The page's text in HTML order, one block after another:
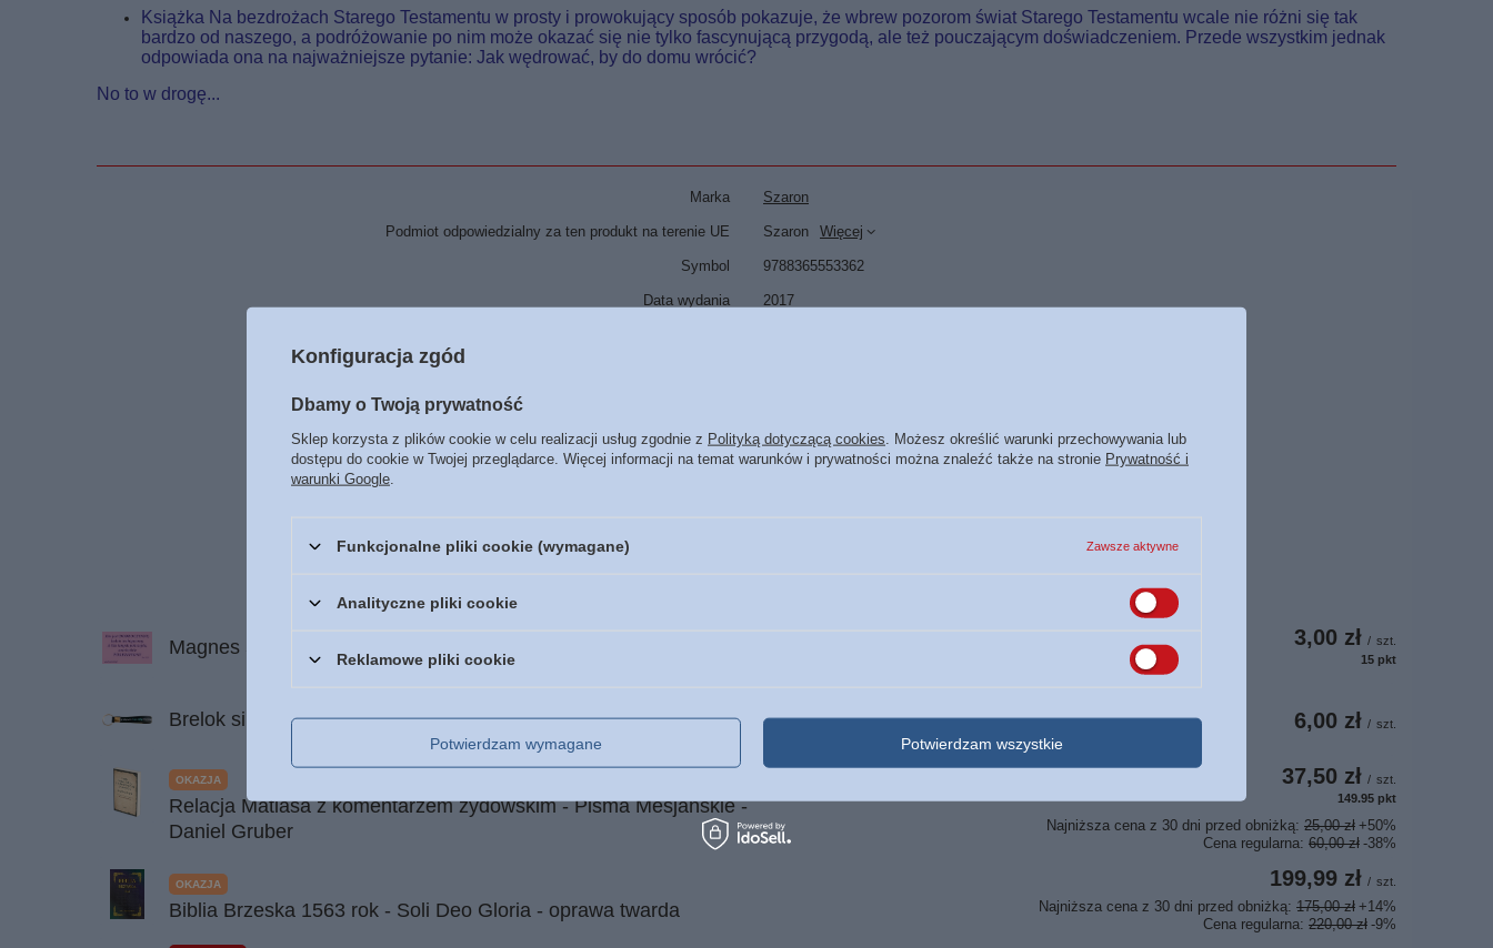
Książka Na bezdrożach Starego Testamentu w prosty i prowokujący sposób pokazuje, że wbrew pozorom świat Starego Testamentu wcale nie różni się tak
bardzo od naszego, a podróżowanie po nim może okazać się nie tylko fascynującą przygodą, ale też pouczającym doświadczeniem. Przede wszystkim jednak
odpowiada ona na najważniejsze pytanie: Jak wędrować, by do domu wrócić?
No to w drogę...
Marka Szaron
Podmiot odpowiedzialny za ten produkt na terenie UE Szaron Więcej
Symbol 9788365553362
Data wydania 2017
ISBN Więcej 978-83-65553-36-2
Magnes 54 na lodówkę Kto jest DOBROCZYNNY 3,00 zł / szt.
15 pkt
Brelok silikonowy - Z całego serca Bogu zaufaj ... 6,00 zł / szt.
OKAZJA
Relacja Matiasa z komentarzem żydowskim - Pisma Mesjańskie -
Daniel Gruber
37,50 zł / szt.
149.95 pkt
Najniższa cena z 30 dni przed obniżką: 25,00 zł +50%
Cena regularna: 60,00 zł -38%
OKAZJA
Biblia Brzeska 1563 rok - Soli Deo Gloria - oprawa twarda
199,99 zł / szt.
Najniższa cena z 30 dni przed obniżką: 175,00 zł +14%
Cena regularna: 220,00 zł -9%
Konfiguracja zgód
Dbamy o Twoją prywatność
Sklep korzysta z plików cookie w celu realizacji usług zgodnie z Polityką dotyczącą cookies . Możesz określić warunki przechowywania lub
dostępu do cookie w Twojej przeglądarce. Więcej informacji na temat warunków i prywatności można znaleźć także na stronie Prywatność i
warunki Google
Funkcjonalne pliki cookie (wymagane) Zawsze aktywne
Analityczne pliki cookie
Reklamowe pliki cookie
Potwierdzam wymagane Potwierdzam wszystkie